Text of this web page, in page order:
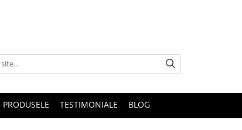
TESTIMONIALE BLOG